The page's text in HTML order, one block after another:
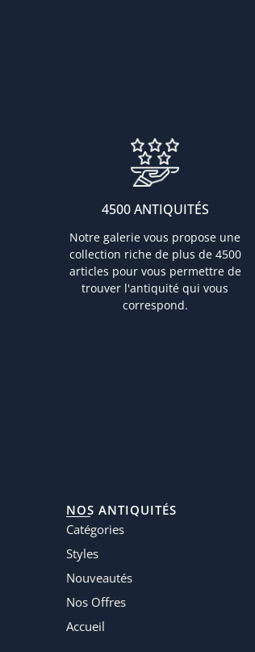
4500 ANTIQUITÉS
Notre galerie vous propose une
collection riche de plus de 4500
articles pour vous permettre de
trouver l'antiquité qui vous
correspond.
NOS ANTIQUITÉS
Catégories
Styles
Nouveautés
Nos Offres
Accueil